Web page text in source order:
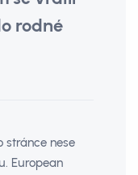
rodné
stránce nese
European